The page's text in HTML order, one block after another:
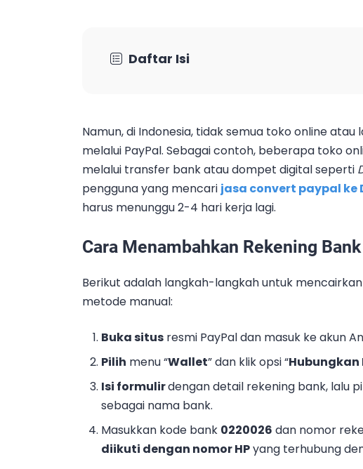
Daftar Isi
Namun, di Indonesia, tidak semua toko online
melalui PayPal. Sebagai contoh, beberapa toko
melalui transfer bank atau dompet digital seperti
pengguna yang mencari jasa convert paypal ke
harus menunggu 2-4 hari kerja lagi.
Cara Menambahkan Rekening
Berikut adalah langkah-langkah untuk
metode manual:
Buka situs resmi PayPal dan masuk ke akun
Pilih menu “Wallet” dan klik opsi “Hubungkan
Isi formulirdengan detail rekening bank, lalu
sebagai nama bank.
Masukkan kode bank 0220026 dan nomor
diikuti dengan nomor HPyang terhubung